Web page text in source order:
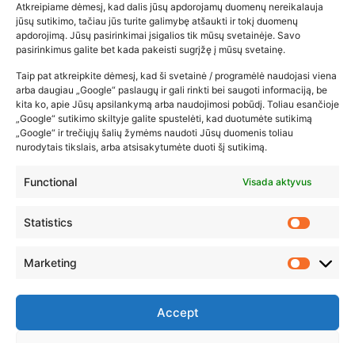
Atkreipiame dėmesį, kad dalis jūsų apdorojamų duomenų nereikalauja
jūsų sutikimo, tačiau jūs turite galimybę atšaukti ir tokį duomenų
apdorojimą. Jūsų pasirinkimai įsigalios tik mūsų svetainėje. Savo
pasirinkimus galite bet kada pakeisti sugrįžę į mūsų svetainę.
Taip pat atkreipkite dėmesį, kad ši svetainė / programėlė naudojasi viena
arba daugiau „Google“ paslaugų ir gali rinkti bei saugoti informaciją, be
kita ko, apie Jūsų apsilankymą arba naudojimosi pobūdį. Toliau esančioje
„Google“ sutikimo skiltyje galite spustelėti, kad duotumėte sutikimą
„Google“ ir trečiųjų šalių žymėms naudoti Jūsų duomenis toliau
nurodytais tikslais, arba atsisakytumėte duoti šį sutikimą.
Functional Visada aktyvus
Statistics
Marketing
Accept
Populiariausios parduotuvės
kūdikių tyrelės –…
2026-02-22